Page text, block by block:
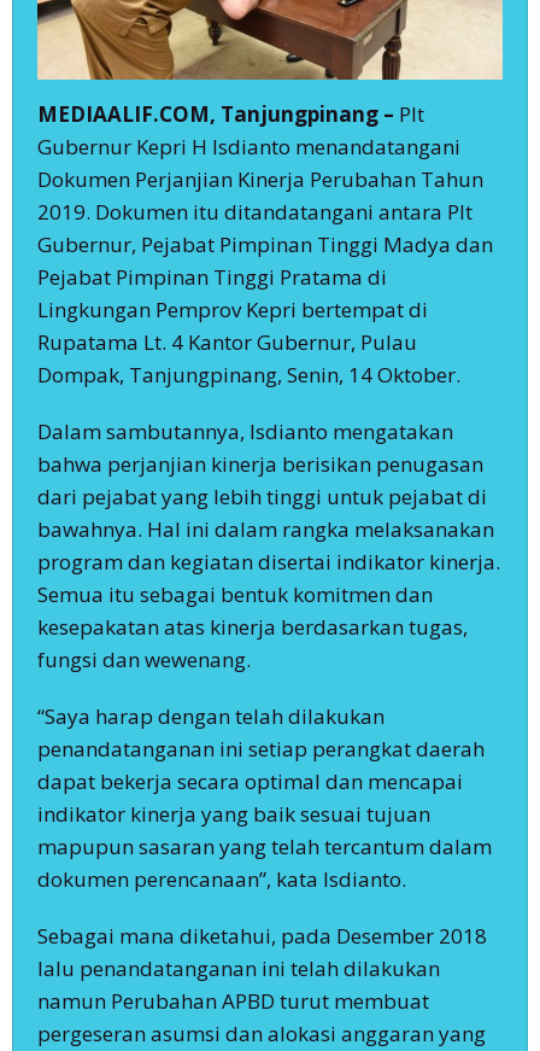
MEDIAALIF.COM, Tanjungpinang – Plt
Gubernur Kepri H Isdianto menandatangani
Dokumen Perjanjian Kinerja Perubahan Tahun
2019. Dokumen itu ditandatangani antara Plt
Gubernur, Pejabat Pimpinan Tinggi Madya dan
Pejabat Pimpinan Tinggi Pratama di
Lingkungan Pemprov Kepri bertempat di
Rupatama Lt. 4 Kantor Gubernur, Pulau
Dompak, Tanjungpinang, Senin, 14 Oktober.
Dalam sambutannya, Isdianto mengatakan
bahwa perjanjian kinerja berisikan penugasan
dari pejabat yang lebih tinggi untuk pejabat di
bawahnya. Hal ini dalam rangka melaksanakan
program dan kegiatan disertai indikator kinerja.
Semua itu sebagai bentuk komitmen dan
kesepakatan atas kinerja berdasarkan tugas,
fungsi dan wewenang.
“Saya harap dengan telah dilakukan
penandatanganan ini setiap perangkat daerah
dapat bekerja secara optimal dan mencapai
indikator kinerja yang baik sesuai tujuan
mapupun sasaran yang telah tercantum dalam
dokumen perencanaan”, kata Isdianto.
Sebagai mana diketahui, pada Desember 2018
lalu penandatanganan ini telah dilakukan
namun Perubahan APBD turut membuat
pergeseran asumsi dan alokasi anggaran yang